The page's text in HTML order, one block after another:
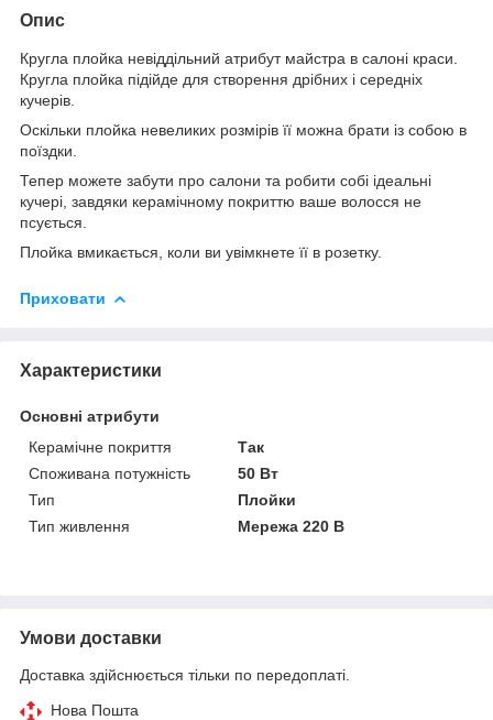
Опис
Кругла плойка невіддільний атрибут майстра в салоні краси.
Кругла плойка підійде для створення дрібних і середніх
кучерів.
Оскільки плойка невеликих розмірів її можна брати із собою в
поїздки.
Тепер можете забути про салони та робити собі ідеальні
кучері, завдяки керамічному покриттю ваше волосся не
псується.
Плойка вмикається, коли ви увімкнете її в розетку.
Приховати
Характеристики
Основні атрибути
Керамічне покриття
Так
Споживана потужність
50 Вт
Тип
Плойки
Тип живлення
Мережа 220 В
Умови доставки
Доставка здійснюється тільки по передоплаті.
Нова Пошта